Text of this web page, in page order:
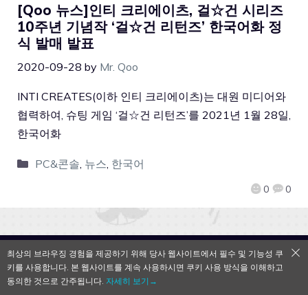
[Qoo 뉴스]인티 크리에이츠, 걸☆건 시리즈
10주년 기념작 ‘걸☆건 리턴즈’ 한국어화 정
식 발매 발표
2020-09-28 by Mr. Qoo
0 0
INTI CREATES(이하 인티 크리에이츠)는 대원 미디어와
협력하여, 슈팅 게임 ‘걸☆건 리턴즈’를 2021년 1월 28일,
한국어화
PC&콘솔 뉴스 한국어
QooApp Limited © 2026
최상의 브라우징 경험을 제공하기 위해 당사 웹사이트에서 필수 및 기능성 쿠
키를 사용합니다. 본 웹사이트를 계속 사용하시면 쿠키 사용 방식을 이해하고
동의한 것으로 간주됩니다. 자세히 보기→